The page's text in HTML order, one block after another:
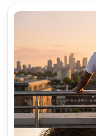
즈를 바라보고 즐거운
고 있다. 중간 폴라로이
한 가까운 중간 촬영. 둘
인 손을 내 의자 등에 마
'좋은 친구'의 역동을 보
간: 높은 각도의 솔직한
나 커피 컵을 바라보고
다; virat은 집중하면서도
있다. 이 프레임은 조용
카메라 느낌: 진정한 폴
따뜻함, 자연적인 조명,
진정한 연결, 진실하고